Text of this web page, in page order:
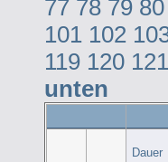
77 78 79 80
101 102
119 120 121
unten
Dauer